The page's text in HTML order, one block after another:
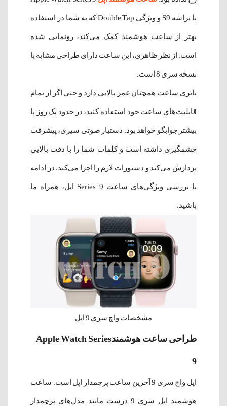
با تراشه S9 و ویژگی Double Tap که به شما در استفاده
بهتر از ساعت هوشمند کمک می‌کند، رونمایی شده
است. از نظر ظاهری، این ساعت دارای طراحی مشابه با
نسخه سری 8 است.
باتری ساعت همچنان عمر بالایی دارد و حتی اگر از تمام
قابلیت‌های ساعت خود استفاده کنید، در حدود یک روز یا
بیشتر جوابگو خواهد بود. دستیار صوتی سیری، پیشرفت
چشمگیری داشته است و کلمات شما را با دقت بالایی
پردازش می‌کند و دستورات لازم را اجرا می‌کند. در ادامه
با بررسی ویژگی‌های ساعت Series 9 اپل، همراه ما
باشید.
مشخصات واچ سری 9 اپل
طراحی ساعت هوشمندApple Watch Series
9
اپل واچ سری 9 آخرین ساعت پرچمدار اپل است. ساعت
هوشمند اپل سری 9 درست مانند مدل‌های پرچمدار